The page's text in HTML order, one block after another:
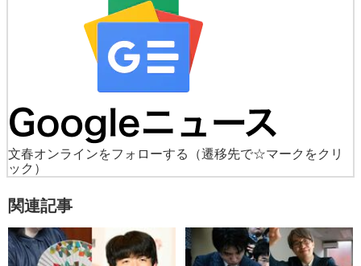
文春オンラインをフォローする
（遷移先で☆マークをクリ
ック）
関連記事